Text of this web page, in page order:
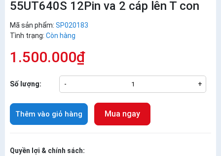
55UT640S 12Pin va 2 cáp lên T con
Mã sản phẩm: SP020183
Tình trạng: Còn hàng
1.500.000₫
Số lượng: - +
Thêm vào giỏ hàng Mua ngay
Quyền lợi & chính sách: